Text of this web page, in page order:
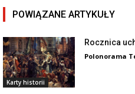
POWIĄZANE ARTYKUŁY
Karty historii
Rocznica
Polonorama